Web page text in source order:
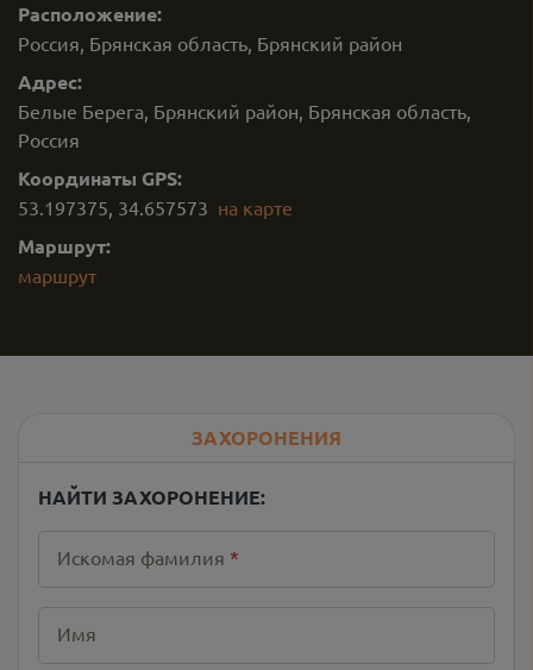
Расположение:
Россия, Брянская область, Брянский район
Адрес:
Белые Берега, Брянский район, Брянская область,
Россия
Координаты GPS:
53.197375, 34.657573 на карте
Маршрут:
маршрут
ЗАХОРОНЕНИЯ
НАЙТИ ЗАХОРОНЕНИЕ:
Искомая фамилия *
Имя